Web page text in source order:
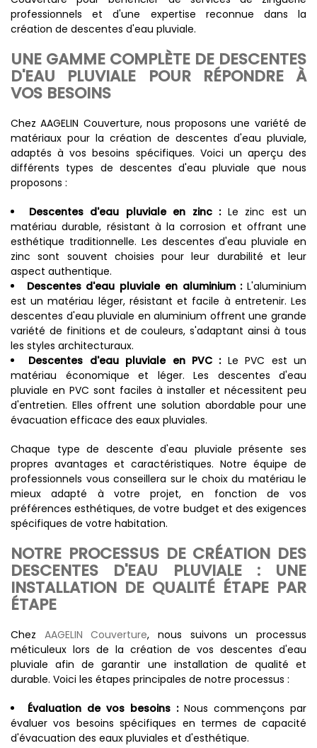
professionnels et d'une expertise reconnue dans la
création de descentes d'eau pluviale.
UNE GAMME COMPLÈTE DE DESCENTES
D'EAU PLUVIALE POUR RÉPONDRE À
VOS BESOINS
Chez AAGELIN Couverture, nous proposons une variété de
matériaux pour la création de descentes d'eau pluviale,
adaptés à vos besoins spécifiques. Voici un aperçu des
différents types de descentes d'eau pluviale que nous
proposons :
Descentes d'eau pluviale en zinc :Le zinc est un
matériau durable, résistant à la corrosion et offrant une
esthétique traditionnelle. Les descentes d'eau pluviale en
zinc sont souvent choisies pour leur durabilité et leur
aspect authentique.
Descentes d'eau pluviale en aluminium :L'aluminium
est un matériau léger, résistant et facile à entretenir. Les
descentes d'eau pluviale en aluminium offrent une grande
variété de finitions et de couleurs, s'adaptant ainsi à tous
les styles architecturaux.
Descentes d'eau pluviale en PVC :Le PVC est un
matériau économique et léger. Les descentes d'eau
pluviale en PVC sont faciles à installer et nécessitent peu
d'entretien. Elles offrent une solution abordable pour une
évacuation efficace des eaux pluviales.
Chaque type de descente d'eau pluviale présente ses
propres avantages et caractéristiques. Notre équipe de
professionnels vous conseillera sur le choix du matériau le
mieux adapté à votre projet, en fonction de vos
préférences esthétiques, de votre budget et des exigences
spécifiques de votre habitation.
NOTRE PROCESSUS DE CRÉATION DES
DESCENTES D'EAU PLUVIALE : UNE
INSTALLATION DE QUALITÉ ÉTAPE PAR
ÉTAPE
Chez AAGELIN Couverture, nous suivons un processus
méticuleux lors de la création de vos descentes d'eau
pluviale afin de garantir une installation de qualité et
durable. Voici les étapes principales de notre processus :
Évaluation de vos besoins :Nous commençons par
évaluer vos besoins spécifiques en termes de capacité
d'évacuation des eaux pluviales et d'esthétique.